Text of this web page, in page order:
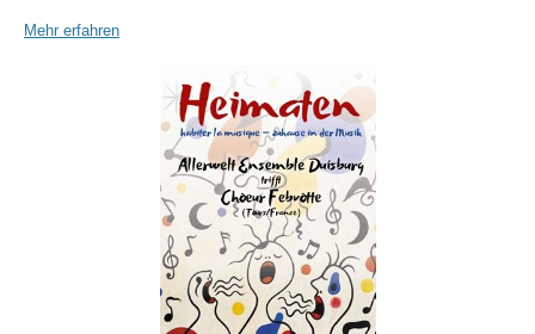
Mehr erfahren